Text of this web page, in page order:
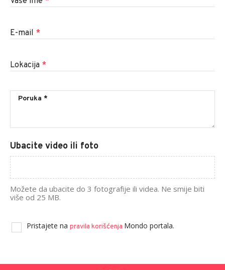
E-mail *
Lokacija *
Ubacite video ili foto
Možete da ubacite do 3 fotografije ili videa. Ne smije biti
više od 25 MB.
Pristajete na pravila korišćenja Mondo portala.